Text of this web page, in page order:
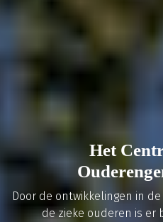
Het
Door de ontwikkelingen in
de zieke ouderen is er